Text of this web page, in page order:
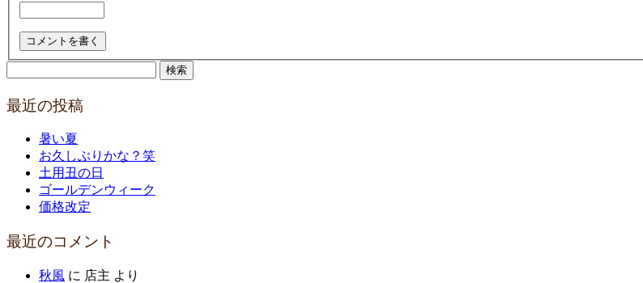
最近の投稿
暑い夏
お久しぶりかな？笑
土用丑の日
ゴールデンウィーク
価格改定
最近のコメント
秋風 に 店主 より